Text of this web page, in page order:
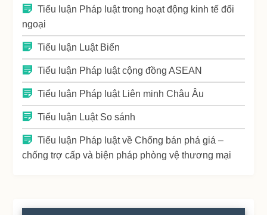
Tiểu luận Pháp luật trong hoạt động kinh tế đối
ngoại
Tiểu luận Luật Biển
Tiểu luận Pháp luật cộng đồng ASEAN
Tiểu luận Pháp luật Liên minh Châu Âu
Tiểu luận Luật So sánh
Tiểu luận Pháp luật về Chống bán phá giá –
chống trợ cấp và biện pháp phòng vệ thương mại